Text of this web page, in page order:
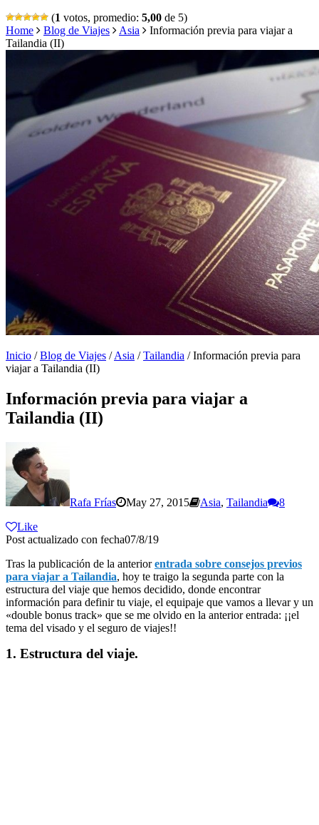
(1 votos, promedio: 5,00 de 5)
Home
Blog de Viajes Asia
Información previa para viajar a
Tailandia (II)
Inicio /Blog de Viajes /Asia /Tailandia /Información previa para
viajar a Tailandia (II)
Información previa para viajar a
Tailandia (II)
Rafa Frías May 27, 2015 Asia, Tailandia
8
Like
Post actualizado con fecha07/8/19
Tras la publicación de la anteriorentrada sobre consejos previos
para viajar a Tailandia, hoy te traigo la segunda parte con la
estructura del viaje que hemos decidido, donde encontrar
información para definir tu viaje, el equipaje que vamos a llevar y un
«double bonus track» que se me olvido en la anterior entrada: ¡¡el
tema del visado y el seguro de viajes!!
1. Estructura del viaje.